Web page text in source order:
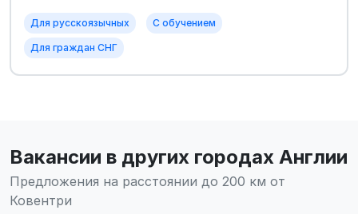
Для русскоязычных С обучением
Для граждан СНГ
Вакансии в других городах Англии
Предложения на расстоянии до 200 км от
Ковентри